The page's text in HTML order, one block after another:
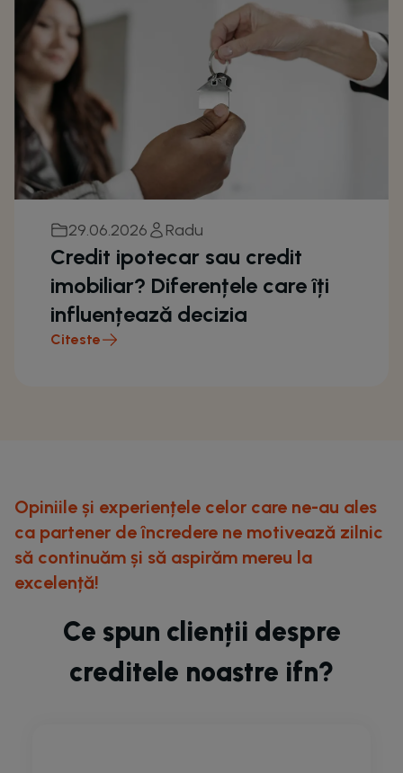
29.06.2026 Radu
Credit ipotecar sau credit
imobiliar? Diferențele care îți
influențează decizia
Citeste
Opiniile și experiențele celor care ne-au ales
ca partener de încredere ne motivează zilnic
să continuăm și să aspirăm mereu la
excelență!
Ce spun clienții despre
creditele noastre ifn?